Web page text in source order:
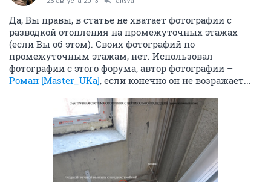
Да, Вы правы, в статье не хватает фотографии с
разводкой отопления на промежуточных этажах
(если Вы об этом). Своих фотографий по
промежуточным этажам, нет. Использовал
фотографии с этого форума, автор фотографии –
Роман [Master_UKa], если конечно он не возражает...